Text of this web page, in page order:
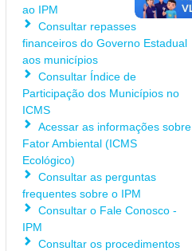
ao IPM
Consultar repasses
financeiros do Governo Estadual
aos municípios
Consultar Índice de
Participação dos Municípios no
ICMS
Acessar as informações sobre
Fator Ambiental (ICMS
Ecológico)
Consultar as perguntas
frequentes sobre o IPM
Consultar o Fale Conosco -
IPM
Consultar os procedimentos